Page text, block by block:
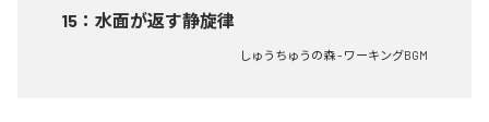
15 ： 水面が返す静旋律
しゅうちゅうの森 - ワーキングBGM